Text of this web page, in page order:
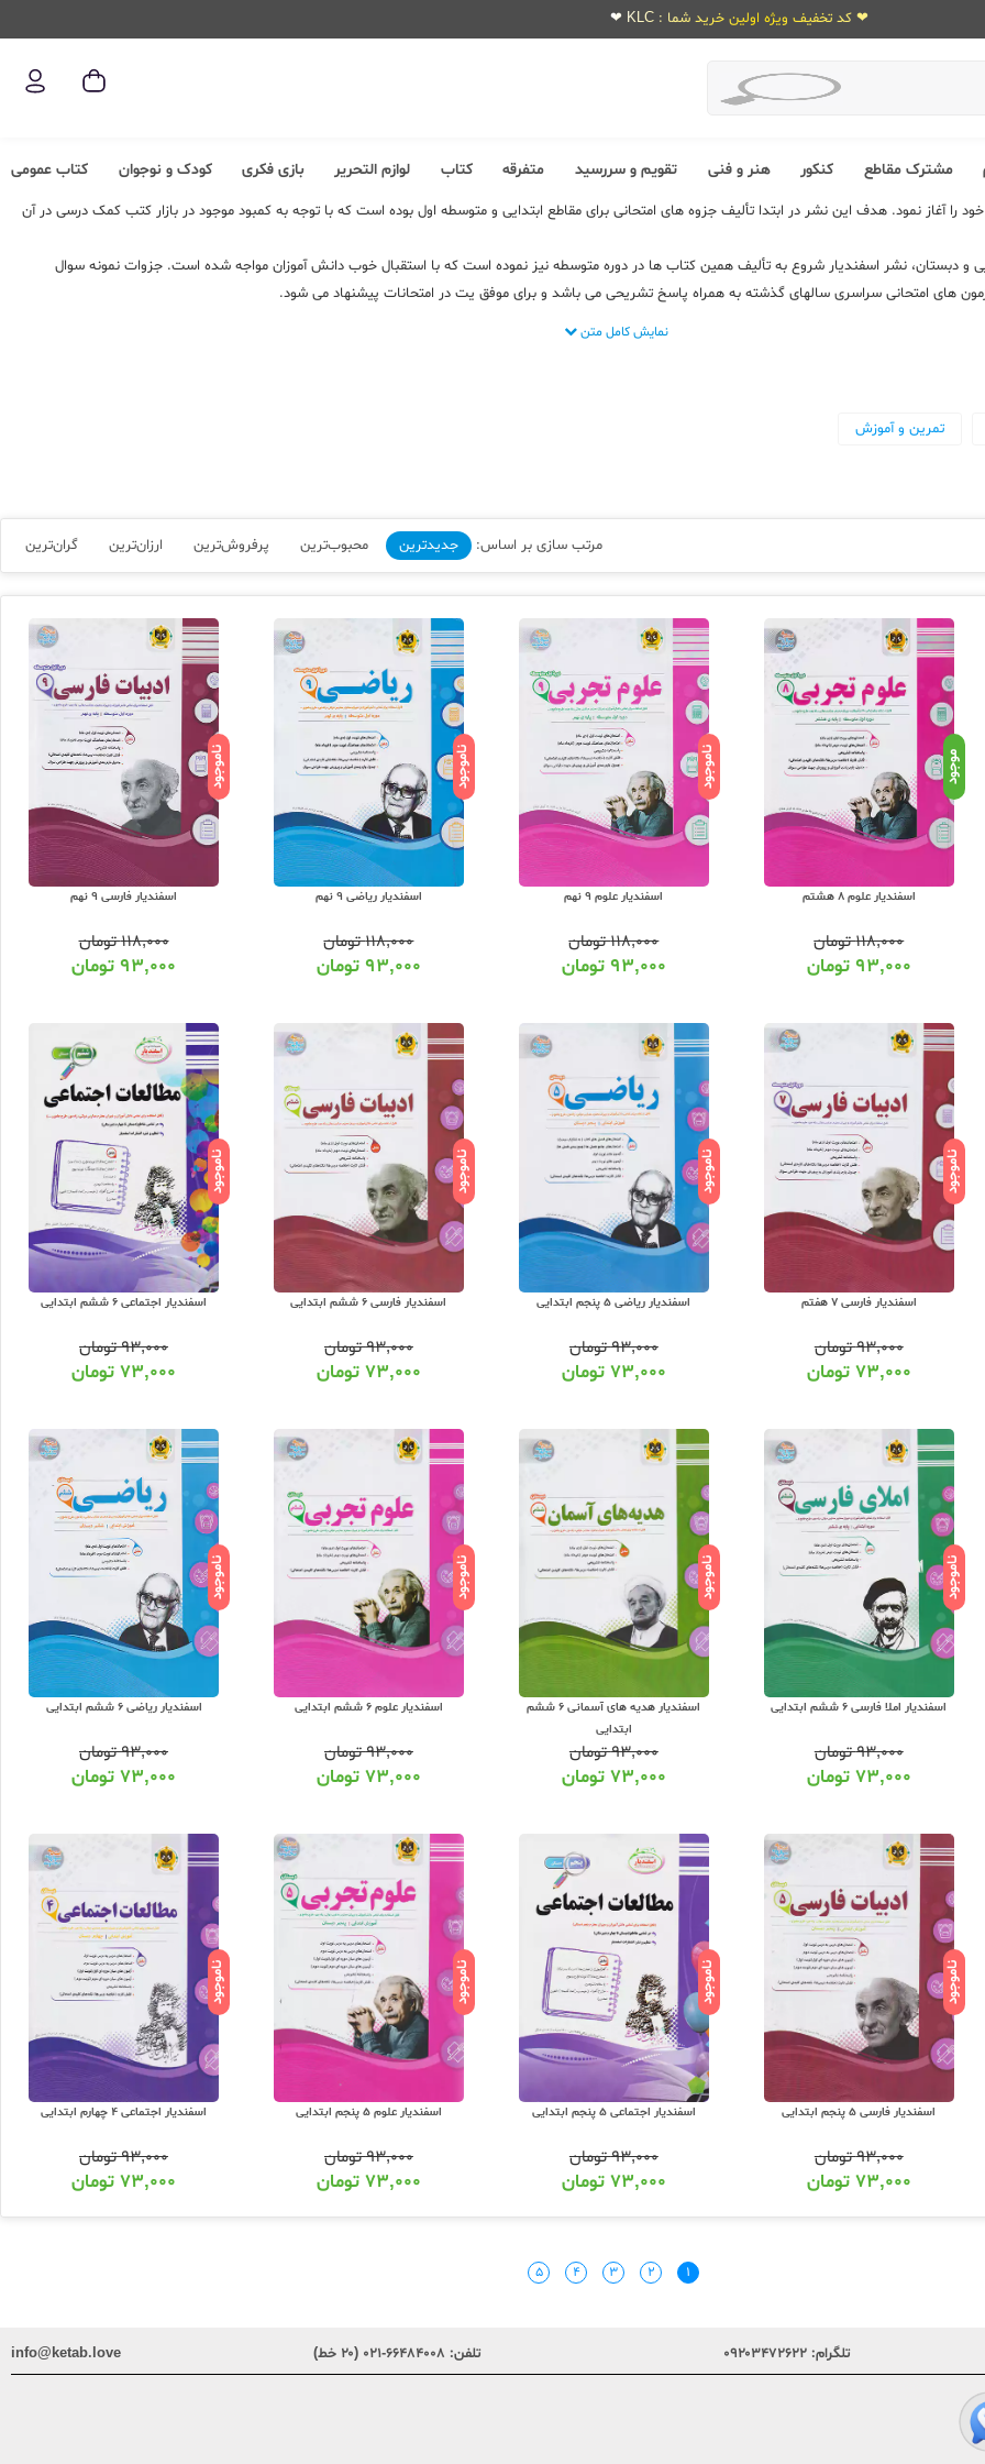
❤ کد تخفیف ویژه اولین خرید شما : KLC ❤
مشترک مقاطع کنکور هنر و فنی تقویم و سررسید متفرقه کتاب لوازم التحریر بازی فکری کودک و نوجوان کتاب عمومی
فعالیت خود را آغاز نمود. هدف این نشر در ابتدا تألیف جزوه های امتحانی برای مقاطع ابتدایی و متوسطه اول بوده است که با توجه به کمبود موجود در بازار کتب کمک درسی در آن
و دبستان، نشر اسفندیار شروع به تألیف همین کتاب ها در دوره متوسطه نیز نموده است که با استقبال خوب دانش آموزان مواجه شده است. جزوات نمونه سوال
های امتحانی سراسری سالهای گذشته به همراه پاسخ تشریحی می باشد و برای موفق یت در امتحانات پیشنهاد می شود.
نمایش کامل متن
تمرین و آموزش
مرتب سازی بر اساس: جدیدترین محبوب‌ترین پرفروش‌ترین ارزان‌ترین گران‌ترین
موجود
اسفندیار علوم 8 هشتم
۱۱۸,۰۰۰تومان
۹۳,۰۰۰ تومان
ناموجود
اسفندیار علوم 9 نهم
۱۱۸,۰۰۰تومان
۹۳,۰۰۰ تومان
ناموجود
اسفندیار ریاضی 9 نهم
۱۱۸,۰۰۰تومان
۹۳,۰۰۰ تومان
ناموجود
اسفندیار فارسی 9 نهم
۱۱۸,۰۰۰تومان
۹۳,۰۰۰تومان
ناموجود
اسفندیار فارسی 7 هفتم
۹۳,۰۰۰تومان
۷۳,۰۰۰ تومان
ناموجود
اسفندیار ریاضی 5 پنجم ابتدایی
۹۳,۰۰۰تومان
۷۳,۰۰۰ تومان
ناموجود
اسفندیار فارسی 6 ششم ابتدایی
۹۳,۰۰۰تومان
۷۳,۰۰۰ تومان
ناموجود
اسفندیار اجتماعی 6 ششم ابتدایی
۹۳,۰۰۰تومان
۷۳,۰۰۰تومان
ناموجود
اسفندیار املا فارسی 6 ششم ابتدایی
۹۳,۰۰۰تومان
۷۳,۰۰۰ تومان
ناموجود
اسفندیار هدیه های آسمانی 6 ششم
ابتدایی
۹۳,۰۰۰تومان
۷۳,۰۰۰ تومان
ناموجود
اسفندیار علوم 6 ششم ابتدایی
۹۳,۰۰۰تومان
۷۳,۰۰۰ تومان
ناموجود
اسفندیار ریاضی 6 ششم ابتدایی
۹۳,۰۰۰تومان
۷۳,۰۰۰تومان
ناموجود
اسفندیار فارسی 5 پنجم ابتدایی
۹۳,۰۰۰تومان
۷۳,۰۰۰ تومان
ناموجود
اسفندیار اجتماعی 5 پنجم ابتدایی
۹۳,۰۰۰تومان
۷۳,۰۰۰ تومان
ناموجود
اسفندیار علوم 5 پنجم ابتدایی
۹۳,۰۰۰تومان
۷۳,۰۰۰ تومان
ناموجود
اسفندیار اجتماعی 4 چهارم ابتدایی
۹۳,۰۰۰تومان
۷۳,۰۰۰تومان
۱ ۲ ۳ ۴ ۵
تلگرام: ۰۹۲۰۳۴۷۲۶۲۲ تلفن: ۶۶۴۸۴۰۰۸-۰۲۱ (۲۰ خط) info@ketab.love